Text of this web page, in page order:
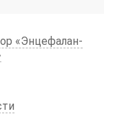
«Энцефалан-